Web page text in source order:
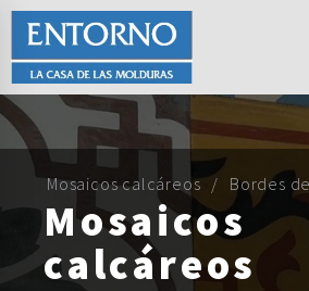
Mosaicos calcáreos Bordes
Mosaicos
calcáreos